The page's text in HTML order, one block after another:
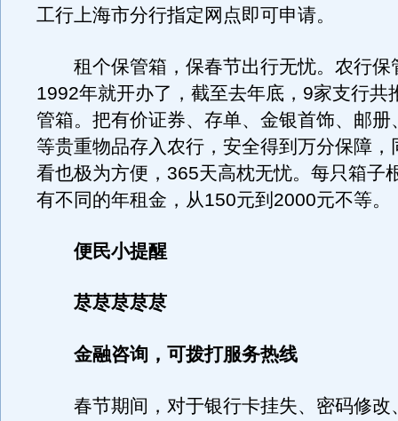
工行上海市分行指定网点即可申请。
租个保管箱，保春节出行无忧。农行保
1992年就开办了，截至去年底，9家支行共
管箱。把有价证券、存单、金银首饰、邮册
等贵重物品存入农行，安全得到万分保障，
看也极为方便，365天高枕无忧。每只箱子
有不同的年租金，从150元到2000元不等。
便民小提醒
荩荩荩荩荩
金融咨询，可拨打服务热线
春节期间，对于银行卡挂失、密码修改